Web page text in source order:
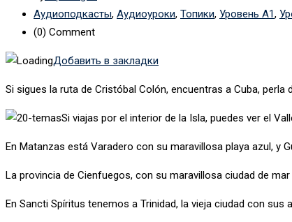
Аудиоподкасты, Аудиоуроки, Топики, Уровень А1,
(0) Comment
Добавить в закладки
Si sigues la ruta de Cristóbal Colón, encuentras a Cuba,
Si viajas por el interior de la Isla, puedes ver el
En Matanzas está Varadero con su maravillosa playa azul, y
La provincia de Cienfuegos, con su maravillosa ciudad de
En Sancti Spíritus tenemos a Trinidad, la vieja ciudad con